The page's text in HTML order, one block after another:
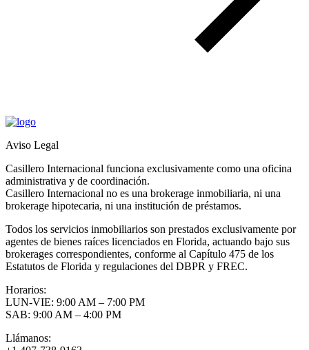
Aviso Legal
Casillero Internacional funciona exclusivamente como una oficina
administrativa y de coordinación.
Casillero Internacional no es una brokerage inmobiliaria, ni una
brokerage hipotecaria, ni una institución de préstamos.
Todos los servicios inmobiliarios son prestados exclusivamente por
agentes de bienes raíces licenciados en Florida, actuando bajo sus
brokerages correspondientes, conforme al Capítulo 475 de los
Estatutos de Florida y regulaciones del DBPR y FREC.
Horarios:
LUN-VIE: 9:00 AM – 7:00 PM
SAB: 9:00 AM – 4:00 PM
Llámanos: